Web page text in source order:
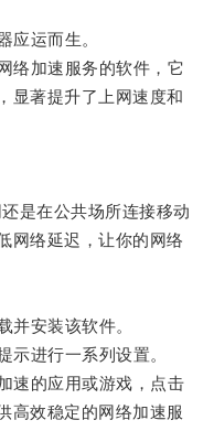
运而生。
加速服务的软件，它
显著提升了上网速度和
是在公共场所连接移动
网络延迟，让你的网络
安装该软件。
进行一系列设置。
的应用或游戏，点击
高效稳定的网络加速服